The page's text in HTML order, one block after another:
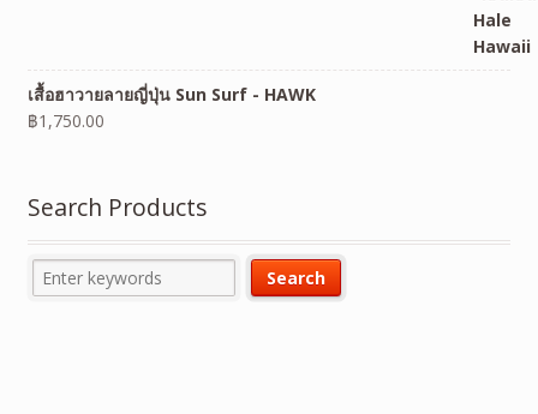
เสื้อฮาวายลายญี่ปุ่น Sun Surf - HAWK
฿1,750.00
Search Products